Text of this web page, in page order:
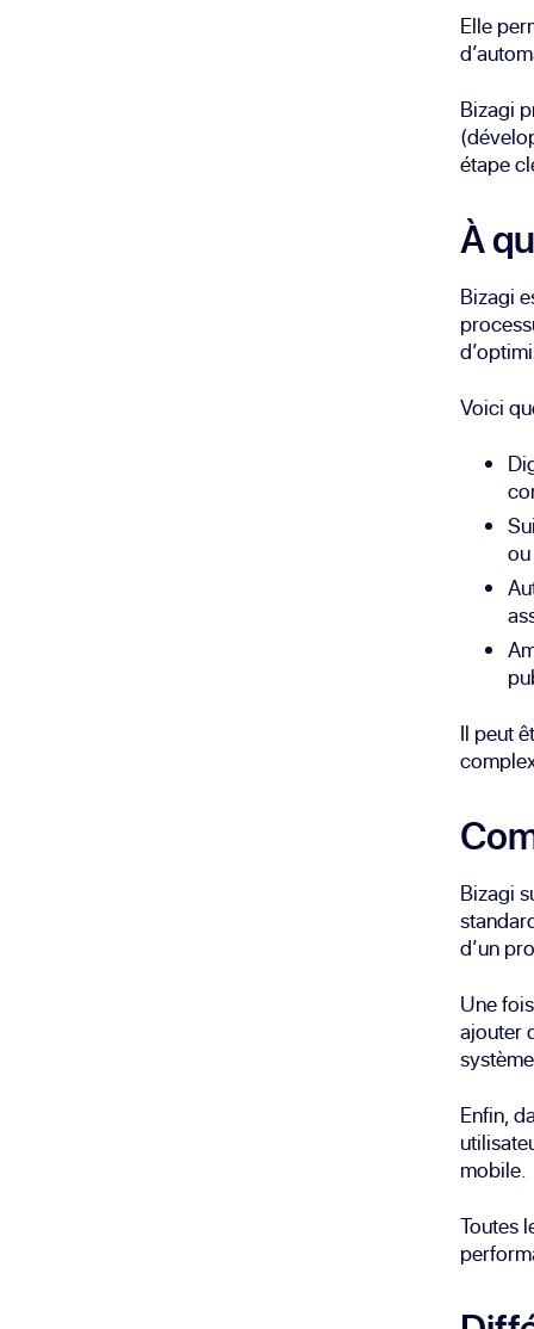
Elle
Bizagi
étape
À
Bizagi
Voici
Il peut
Bizagi
d’un
Une
ajouter
Enfin,
mobile.
Toutes